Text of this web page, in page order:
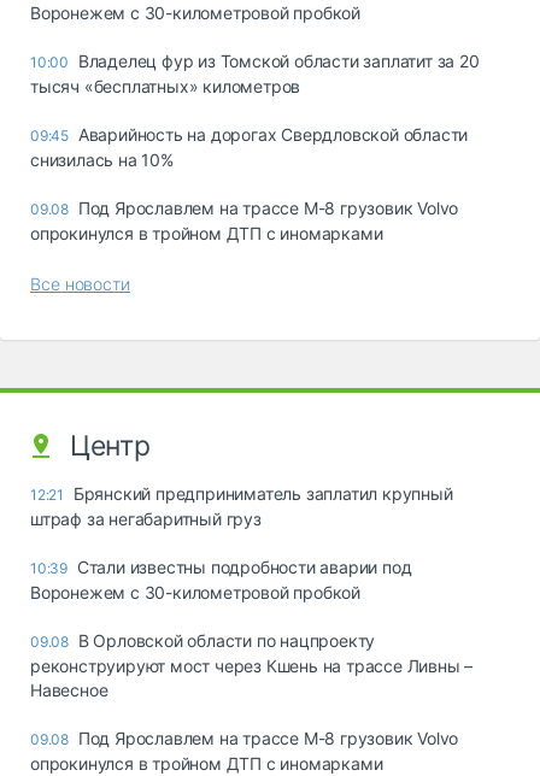
Воронежем с 30-километровой пробкой
10:00
Владелец фур из Томской области заплатит за 20
тысяч «бесплатных» километров
09:45 Аварийность на дорогах Свердловской области
снизилась на 10%
09.08 Под Ярославлем на трассе М-8 грузовик Volvo
опрокинулся в тройном ДТП с иномарками
Все новости
Центр
12:21
Брянский предприниматель заплатил крупный
штраф за негабаритный груз
10:39 Стали известны подробности аварии под
Воронежем с 30-километровой пробкой
09.08 В Орловской области по нацпроекту
реконструируют мост через Кшень на трассе Ливны –
Навесное
09.08 Под Ярославлем на трассе М-8 грузовик Volvo
опрокинулся в тройном ДТП с иномарками